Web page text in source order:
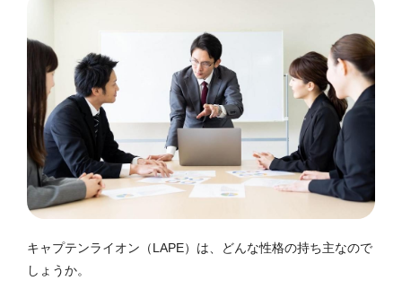
キャプテンライオン（LAPE）は、どんな性格の持ち主なので
しょうか。